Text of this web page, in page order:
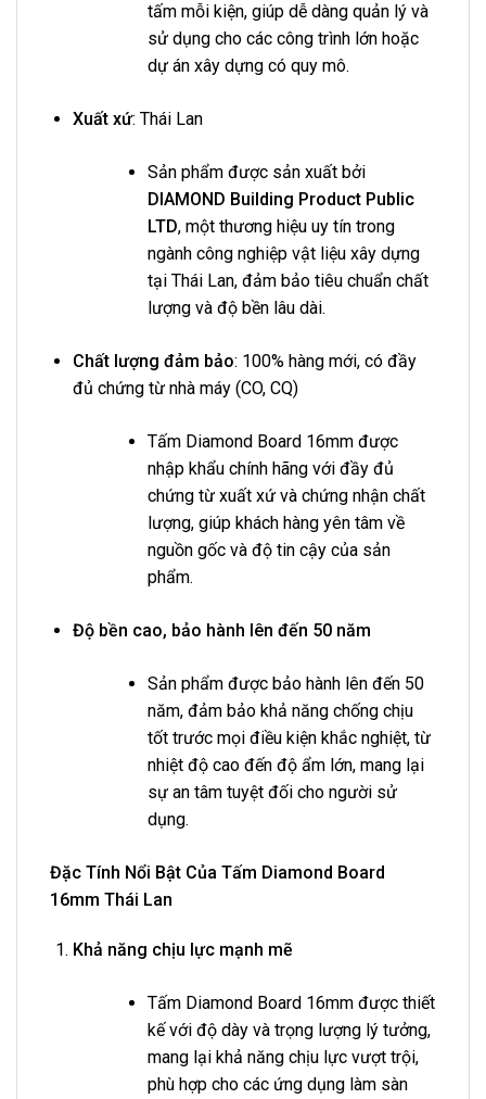
tấm mỗi kiện, giúp dễ dàng quản lý và
sử dụng cho các công trình lớn hoặc
dự án xây dựng có quy mô.
Xuất xứ: Thái Lan
Sản phẩm được sản xuất bởi
DIAMOND Building Product Public
LTD, một thương hiệu uy tín trong
ngành công nghiệp vật liệu xây dựng
tại Thái Lan, đảm bảo tiêu chuẩn chất
lượng và độ bền lâu dài.
Chất lượng đảm bảo: 100% hàng mới, có đầy
đủ chứng từ nhà máy (CO, CQ)
Tấm Diamond Board 16mm được
nhập khẩu chính hãng với đầy đủ
chứng từ xuất xứ và chứng nhận chất
lượng, giúp khách hàng yên tâm về
nguồn gốc và độ tin cậy của sản
phẩm.
Độ bền cao, bảo hành lên đến 50 năm
Sản phẩm được bảo hành lên đến 50
năm, đảm bảo khả năng chống chịu
tốt trước mọi điều kiện khắc nghiệt, từ
nhiệt độ cao đến độ ẩm lớn, mang lại
sự an tâm tuyệt đối cho người sử
dụng.
Đặc Tính Nổi Bật Của Tấm Diamond Board
16mm Thái Lan
Khả năng chịu lực mạnh mẽ
Tấm Diamond Board 16mm được thiết
kế với độ dày và trọng lượng lý tưởng,
mang lại khả năng chịu lực vượt trội,
phù hợp cho các ứng dụng làm sàn